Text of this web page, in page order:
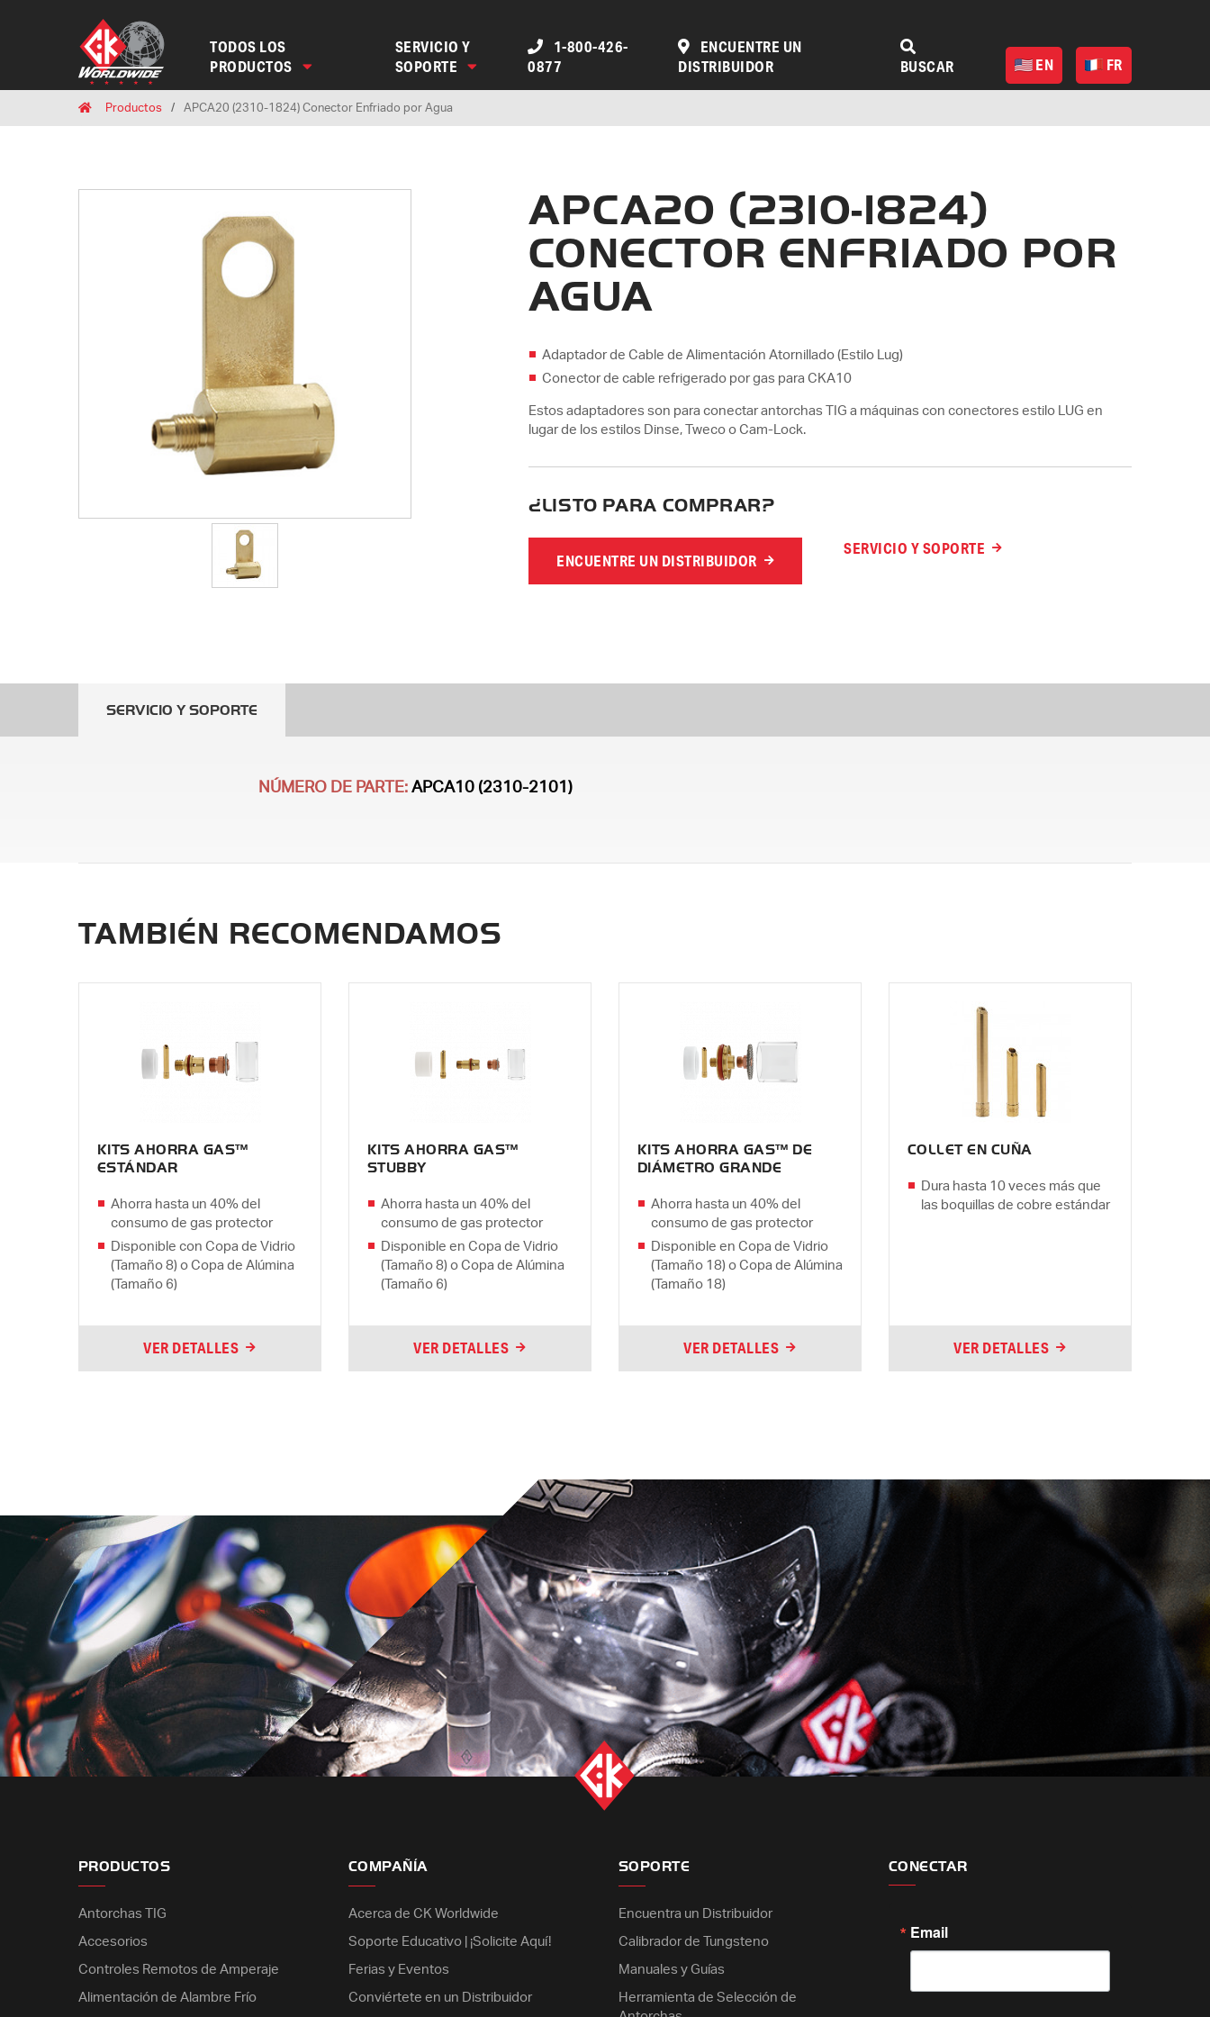
TODOS LOS
PRODUCTOS
SERVICIO Y
SOPORTE
1-800-426-
0877
ENCUENTRE UN
DISTRIBUIDOR
BUSCAR EN FR
HomeProductos APCA20 (2310-1824) Conector Enfriado por Agua
APCA20 (2310-1824)
CONECTOR ENFRIADO POR
AGUA
Adaptador de Cable de Alimentación Atornillado (Estilo Lug)
Conector de cable refrigerado por gas para CKA10
Estos adaptadores son para conectar antorchas TIG a máquinas con conectores estilo LUG en
lugar de los estilos Dinse, Tweco o Cam-Lock.
¿LISTO PARA COMPRAR?
ENCUENTRE UN DISTRIBUIDOR
SERVICIO Y SOPORTE
SERVICIO Y SOPORTE
NÚMERO DE PARTE: APCA10 (2310-2101)
TAMBIÉN RECOMENDAMOS
KITS AHORRA GAS™
ESTÁNDAR
Ahorra hasta un 40% del
consumo de gas protector
Disponible con Copa de Vidrio
(Tamaño 8) o Copa de Alúmina
(Tamaño 6)
VER DETALLES
KITS AHORRA GAS™
STUBBY
Ahorra hasta un 40% del
consumo de gas protector
Disponible en Copa de Vidrio
(Tamaño 8) o Copa de Alúmina
(Tamaño 6)
VER DETALLES
KITS AHORRA GAS™ DE
DIÁMETRO GRANDE
Ahorra hasta un 40% del
consumo de gas protector
Disponible en Copa de Vidrio
(Tamaño 18) o Copa de Alúmina
(Tamaño 18)
VER DETALLES
COLLET EN CUÑA
Dura hasta 10 veces más que
las boquillas de cobre estándar
VER DETALLES
PRODUCTOS
Antorchas TIG
Accesorios
Controles Remotos de Amperaje
Alimentación de Alambre Frío
COMPAÑÍA
Acerca de CK Worldwide
Soporte Educativo | ¡Solicite Aquí!
Ferias y Eventos
Conviértete en un Distribuidor
SOPORTE
Encuentra un Distribuidor
Calibrador de Tungsteno
Manuales y Guías
Herramienta de Selección de
CONECTAR
Email